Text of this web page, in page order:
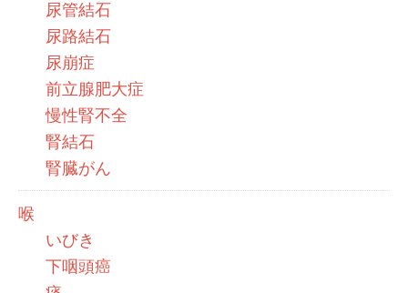
尿管結石
尿路結石
尿崩症
前立腺肥大症
慢性腎不全
腎結石
腎臓がん
喉
いびき
下咽頭癌